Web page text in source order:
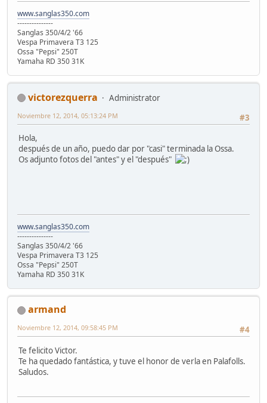
www.sanglas350.com
---------------
Sanglas 350/4/2 '66
Vespa Primavera T3 125
Ossa "Pepsi" 250T
Yamaha RD 350 31K
victorezquerra
Administrator
#3
Noviembre 12, 2014, 05:13:24 PM
Hola,
después de un año, puedo dar por "casi" terminada la Ossa.
Os adjunto fotos del "antes" y el "después"
www.sanglas350.com
---------------
Sanglas 350/4/2 '66
Vespa Primavera T3 125
Ossa "Pepsi" 250T
Yamaha RD 350 31K
armand
#4
Noviembre 12, 2014, 09:58:45 PM
Te felicito Victor.
Te ha quedado fantástica, y tuve el honor de verla en Palafolls.
Saludos.